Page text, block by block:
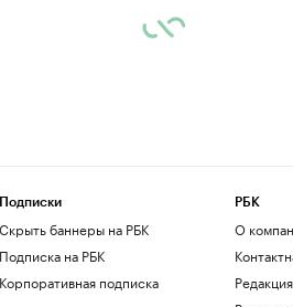
Подписки
Скрыть баннеры на РБК
Подписка на РБК
Корпоративная подписка
РБК
О
Редакция